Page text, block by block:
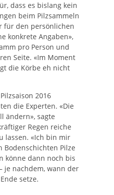
dass es bislang kein
beim Pilzsammeln
für den persönlichen
konkrete Angaben»,
pro Person und
Seite. «Im Moment
die Körbe eh nicht
2016
die Experten. «Die
ändern», sagte
Regen reiche
lassen. «Ich bin mir
Pilze
könne dann noch bis
je nachdem, wann der
setze.